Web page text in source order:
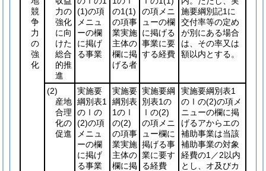
競
争
力
の
強
化
力の
強化
に向
けた
総合
的推
進
(1)の項
メニュ
ーの欄
に掲げ
る事業
の1(1)
の項事
業実施
主体の
欄に掲
げる者
の項メニ
ューの欄
に掲げる
事業に要
する経費
施要綱別記1に
交付率等の定め
が別にある場合
は、その率又は
額以内とする。
(2)
産地
合理
化の
促進
実施要
綱別表1
のⅠの
(2)の項
メニュ
ーの欄
に掲げ
る事業
実施要
綱別表
1のⅠ
の(2)
の項事
業実施
主体の
欄に掲
実施要綱
別表1の
Ⅰの(2)
の項メニ
ュー欄に
掲げる事
業に要す
る経費
実施要綱別表1
のⅠの(2)の項メ
ニューの欄に掲
げるアからエの
補助事業は当該
補助事業の対象
経費の1／2以内
とし、オ及びカ